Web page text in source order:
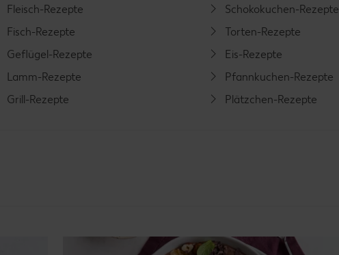
Fleisch-Rezepte
Fisch-Rezepte
Geflügel-Rezepte
Lamm-Rezepte
Grill-Rezepte
Schokokuchen-Rezepte
Torten-Rezepte
Eis-Rezepte
Pfannkuchen-Rezepte
Plätzchen-Rezepte